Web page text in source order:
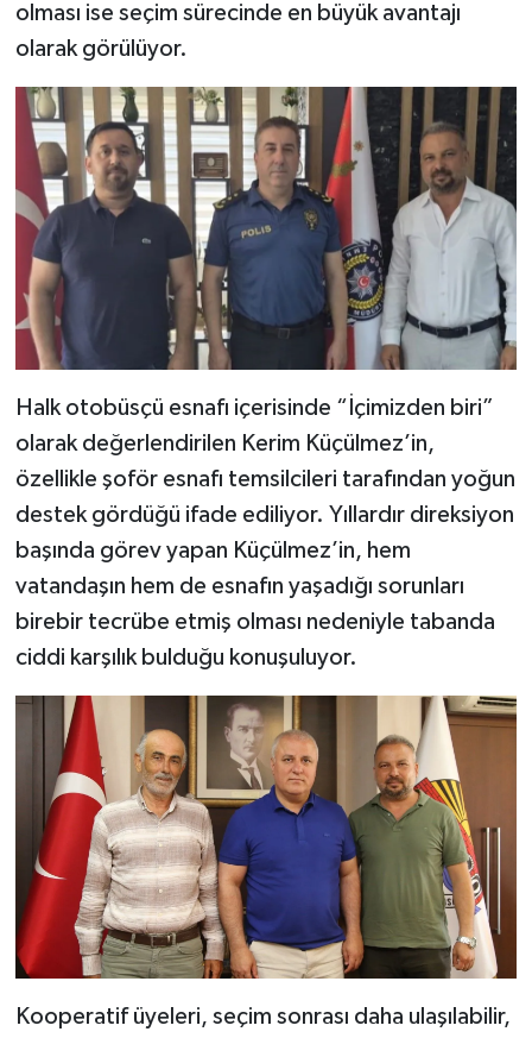
olması ise seçim sürecinde en büyük avantajı
olarak görülüyor.
Halk otobüsçü esnafı içerisinde “İçimizden biri”
olarak değerlendirilen Kerim Küçülmez’in,
özellikle şoför esnafı temsilcileri tarafından yoğun
destek gördüğü ifade ediliyor. Yıllardır direksiyon
başında görev yapan Küçülmez’in, hem
vatandaşın hem de esnafın yaşadığı sorunları
birebir tecrübe etmiş olması nedeniyle tabanda
ciddi karşılık bulduğu konuşuluyor.
Kooperatif üyeleri, seçim sonrası daha ulaşılabilir,